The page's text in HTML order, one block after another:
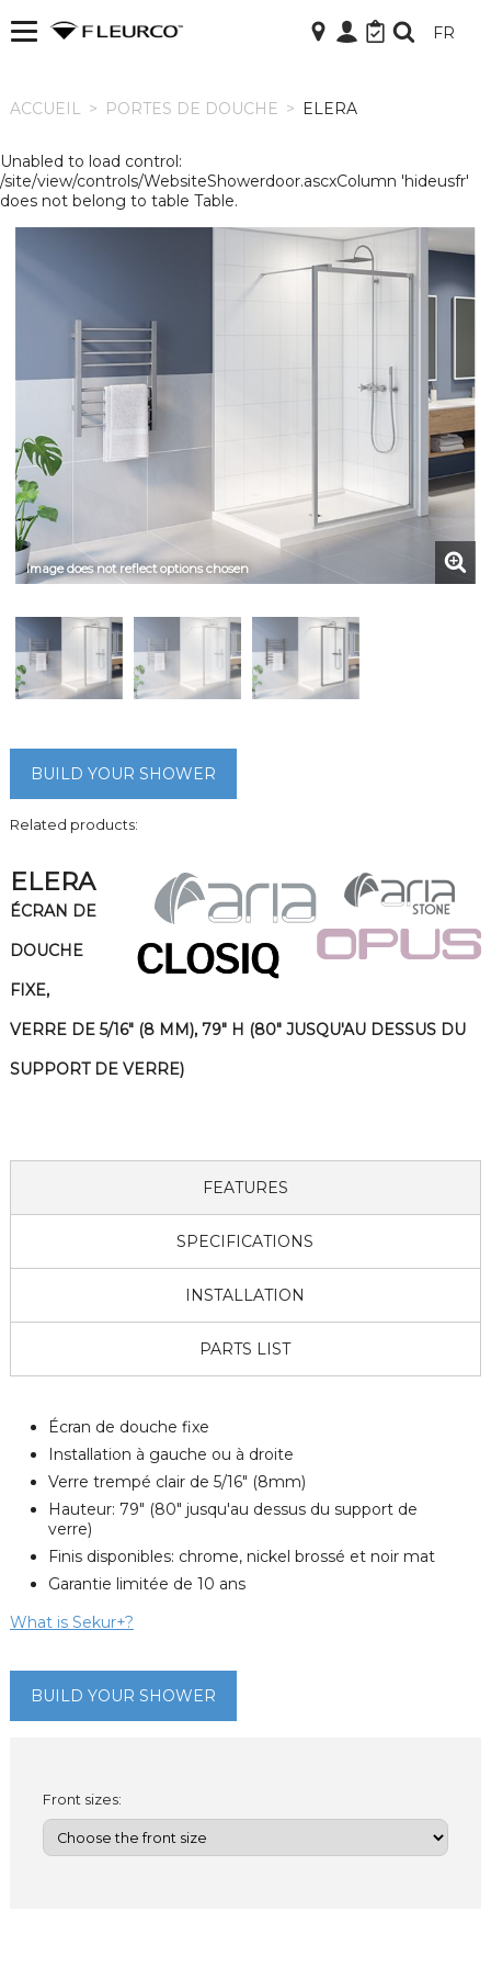
ACCUEIL FR
ACCUEIL > PORTES DE DOUCHE > ELERA
Unabled to load control:
/site/view/controls/WebsiteShowerdoor.ascxColumn 'hideusfr'
does not belong to table Table.
Image does not reflect options chosen
BUILD YOUR SHOWER
Related products:
ELERA
ÉCRAN DE
DOUCHE
FIXE,
VERRE DE 5/16" (8 MM), 79" H (80" JUSQU'AU DESSUS DU
SUPPORT DE VERRE)
FEATURES
SPECIFICATIONS
INSTALLATION
PARTS LIST
Écran de douche fixe
Installation à gauche ou à droite
Verre trempé clair de 5/16" (8mm)
Hauteur: 79" (80" jusqu'au dessus du support de
verre)
Finis disponibles: chrome, nickel brossé et noir mat
Garantie limitée de 10 ans
What is Sekur+?
BUILD YOUR SHOWER
Front sizes: